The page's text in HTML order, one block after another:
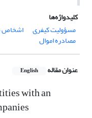
کلیدواژه‌ها
مسؤولیت کیفری
اشخاص
مصادره اموال
عنوان مقاله English
with an